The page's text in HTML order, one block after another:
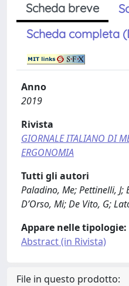
Scheda breve
Scheda completa
Anno
2019
Rivista
GIORNALE ITALIANO DI
ERGONOMIA
Tutti gli autori
Paladino, Me; Pettinelli,
D’Orso, Mi; De Vito, G;
Appare nelle tipologie:
Abstract (in Rivista)
File in questo prodotto: